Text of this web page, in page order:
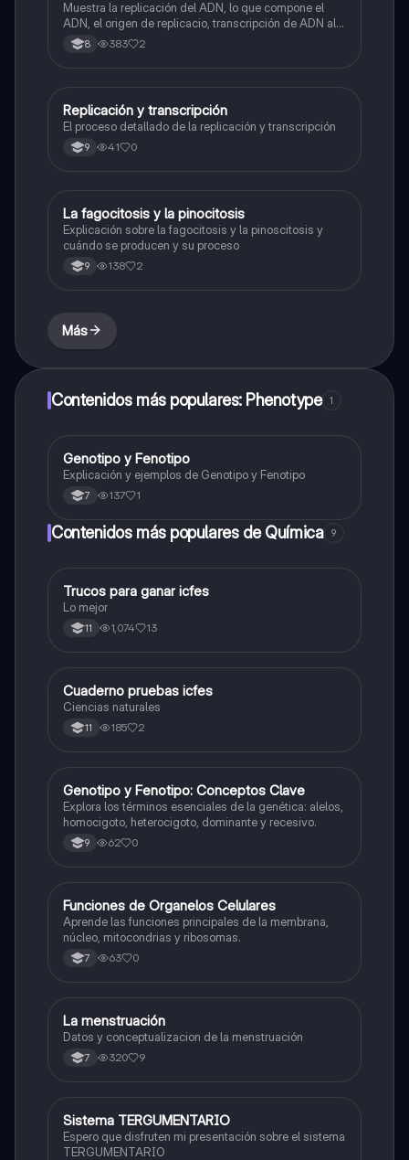
Muestra la replicación del ADN, lo que compone el
ADN, el origen de replicacio, transcripción de ADN al
ARN y traducción de ARN a proteína.
8 383 2
Biologia
Replicación y transcripción
El proceso detallado de la replicación y transcripción
9 41 0
Biologia
La fagocitosis y la pinocitosis
Explicación sobre la fagocitosis y la pinoscitosis y
cuándo se producen y su proceso
9 138 2
Más
Contenidos más populares: Phenotype 1
Biologia
Genotipo y Fenotipo
Explicación y ejemplos de Genotipo y Fenotipo
7 137 1
Contenidos más populares de Química 9
Química
Trucos para ganar icfes
Lo mejor
11 1,074 13
Biologia
Cuaderno pruebas icfes
Ciencias naturales
11 185 2
GBiologia
Genotipo y Fenotipo: Conceptos Clave
Explora los términos esenciales de la genética: alelos,
homocigoto, heterocigoto, dominante y recesivo.
9 62 0
FBiologia
Funciones de Organelos Celulares
Aprende las funciones principales de la membrana,
núcleo, mitocondrias y ribosomas.
7 63 0
Biologia
La menstruación
Datos y conceptualizacion de la menstruación
7 320 9
Biologia
Sistema TERGUMENTARIO
Espero que disfruten mi presentación sobre el sistema
TERGUMENTARIO